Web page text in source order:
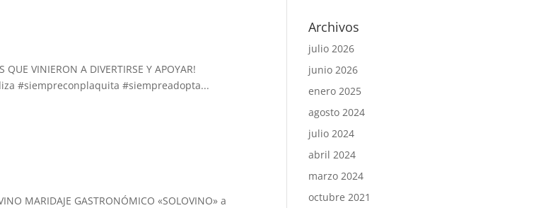
VINIERON A DIVERTIRSE Y APOYAR!
#siempreconplaquita #siempreadopta...
MARIDAJE GASTRONÓMICO «SOLOVINO» a
Archivos
julio 2026
junio 2026
enero 2025
agosto 2024
julio 2024
abril 2024
marzo 2024
octubre 2021